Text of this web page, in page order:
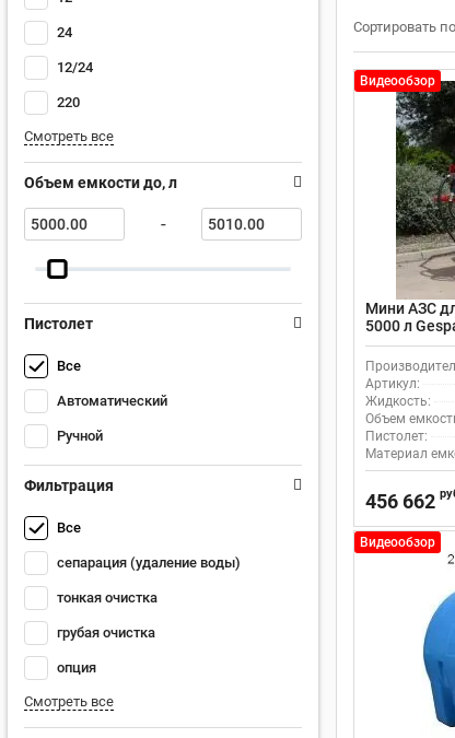
24
12/24
220
Смотреть все
Объем емкости до, л
-
Пистолет
Все
Автоматический
Ручной
Фильтрация
Все
сепарация (удаление воды)
тонкая очистка
грубая очистка
опция
Смотреть все
Сортировать
Видеообзор
Мини АЗС
5000 л
Артикул:
Жидкость:
Объем
Пистолет:
Материал
456 662
Видеообзор